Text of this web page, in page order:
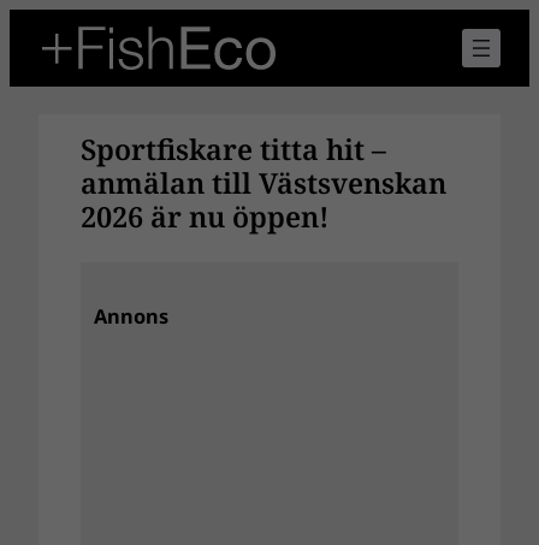
innehåll
Sportfiskare titta hit –
anmälan till Västsvenskan
2026 är nu öppen!
Annons